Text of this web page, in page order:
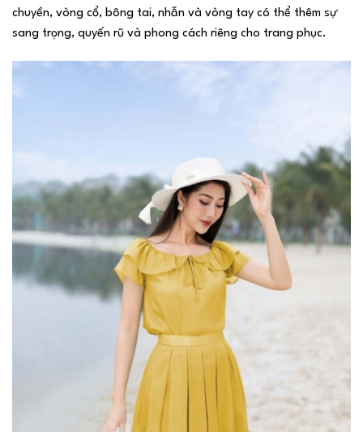
chuyền, vòng cổ, bông tai, nhẫn và vòng tay có thể thêm sự
sang trọng, quyến rũ và phong cách riêng cho trang phục.